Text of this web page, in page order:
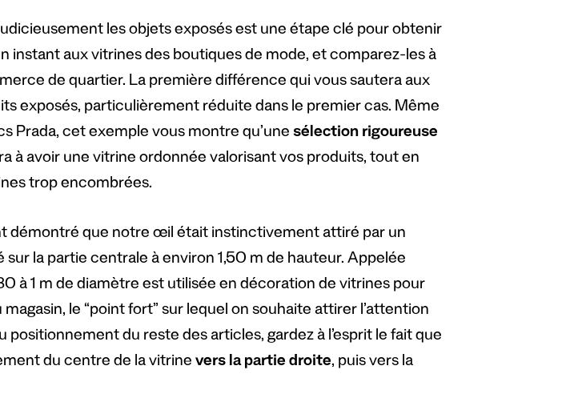
les objets exposés est une étape clé pour obtenir
instant aux vitrines des boutiques de mode, et comparez-les à
de quartier. La première différence qui vous sautera aux
exposés, particulièrement réduite dans le premier cas. Même
Prada, cet exemple vous montre qu’une sélection rigoureuse
à avoir une vitrine ordonnée valorisant vos produits, tout en
trop encombrées.
démontré que notre œil était instinctivement attiré par un
sur la partie centrale à environ 1,50 m de hauteur. Appelée
à 1 m de diamètre est utilisée en décoration de vitrines pour
le “point fort” sur lequel on souhaite attirer l’attention
positionnement du reste des articles, gardez à l’esprit le fait que
du centre de la vitrine vers la partie droite, puis vers la